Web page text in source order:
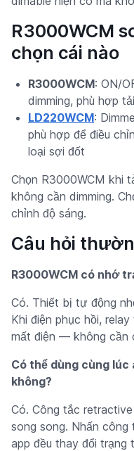
R3000WCM
chọn cái nào
R3000WCM: ON/
dimming, phù hợp
LD220WCM:
phù hợp để điều
loại sợi đốt
Chọn R3000WCM khi
không cần dimming.
chỉnh độ sáng.
Câu hỏi
R3000WCM có nhớ
Có. Thiết bị tự động
Khi điện phục hồi,
mất điện — không cần
Có thể dùng cùng
không?
Có. Công tắc
song song. Nhấn
app đều thay đổi trạng